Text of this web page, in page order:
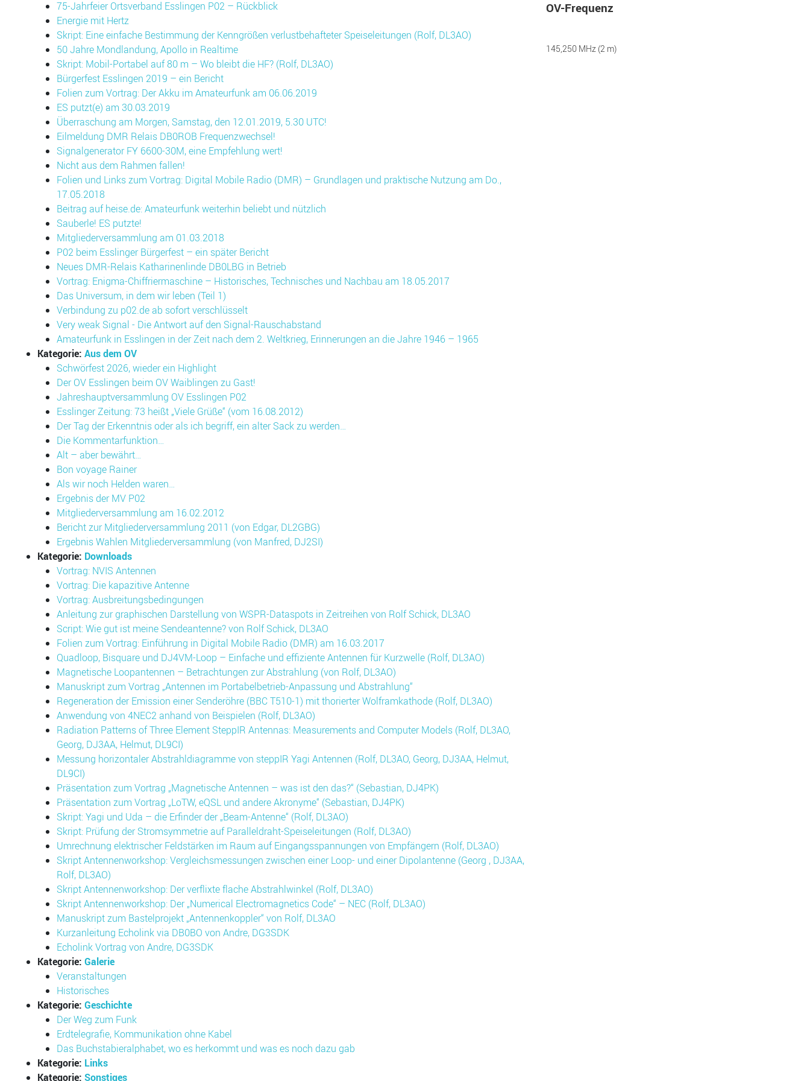
75-Jahrfeier Ortsverband Esslingen P02 – Rückblick
Energie mit Hertz
Skript: Eine einfache Bestimmung der Kenngrößen verlustbehafteter Speiseleitungen (Rolf, DL3AO)
50 Jahre Mondlandung, Apollo in Realtime
Skript: Mobil-Portabel auf 80 m – Wo bleibt die HF? (Rolf, DL3AO)
Bürgerfest Esslingen 2019 – ein Bericht
Folien zum Vortrag: Der Akku im Amateurfunk am 06.06.2019
ES putzt(e) am 30.03.2019
Überraschung am Morgen, Samstag, den 12.01.2019, 5.30 UTC!
Eilmeldung DMR Relais DB0ROB Frequenzwechsel!
Signalgenerator FY 6600-30M, eine Empfehlung wert!
Nicht aus dem Rahmen fallen!
Folien und Links zum Vortrag: Digital Mobile Radio (DMR) – Grundlagen und praktische Nutzung am Do.,
17.05.2018
Beitrag auf heise.de: Amateurfunk weiterhin beliebt und nützlich
Sauberle! ES putzte!
Mitgliederversammlung am 01.03.2018
P02 beim Esslinger Bürgerfest – ein später Bericht
Neues DMR-Relais Katharinenlinde DB0LBG in Betrieb
Vortrag: Enigma-Chiffriermaschine – Historisches, Technisches und Nachbau am 18.05.2017
Das Universum, in dem wir leben (Teil 1)
Verbindung zu p02.de ab sofort verschlüsselt
Very weak Signal ­- Die Antwort auf den Signal-Rauschabstand
Amateurfunk in Esslingen in der Zeit nach dem 2. Weltkrieg, Erinnerungen an die Jahre 1946 – 1965
Kategorie: Aus dem OV
Schwörfest 2026, wieder ein Highlight
Der OV Esslingen beim OV Waiblingen zu Gast!
Jahreshauptversammlung OV Esslingen P02
Esslinger Zeitung: 73 heißt „Viele Grüße“ (vom 16.08.2012)
Der Tag der Erkenntnis oder als ich begriff, ein alter Sack zu werden…
Die Kommentarfunktion…
Alt – aber bewährt…
Bon voyage Rainer
Als wir noch Helden waren…
Ergebnis der MV P02
Mitgliederversammlung am 16.02.2012
Bericht zur Mitgliederversammlung 2011 (von Edgar, DL2GBG)
Ergebnis Wahlen Mitgliederversammlung (von Manfred, DJ2SI)
Kategorie: Downloads
Vortrag: NVIS Antennen
Vortrag: Die kapazitive Antenne
Vortrag: Ausbreitungsbedingungen
Anleitung zur graphischen Darstellung von WSPR-Dataspots in Zeitreihen von Rolf Schick, DL3AO
Script: Wie gut ist meine Sendeantenne? von Rolf Schick, DL3AO
Folien zum Vortrag: Einführung in Digital Mobile Radio (DMR) am 16.03.2017
Quadloop, Bisquare und DJ4VM-Loop – Einfache und effiziente Antennen für Kurzwelle (Rolf, DL3AO)
Magnetische Loopantennen – Betrachtungen zur Abstrahlung (von Rolf, DL3AO)
Manuskript zum Vortrag „Antennen im Portabelbetrieb-Anpassung und Abstrahlung“
Regeneration der Emission einer Senderöhre (BBC T510-1) mit thorierter Wolframkathode (Rolf, DL3AO)
Anwendung von 4NEC2 anhand von Beispielen (Rolf, DL3AO)
Radiation Patterns of Three Element SteppIR Antennas: Measurements and Computer Models (Rolf, DL3AO,
Georg, DJ3AA, Helmut, DL9CI)
Messung horizontaler Abstrahldiagramme von steppIR Yagi Antennen (Rolf, DL3AO, Georg, DJ3AA, Helmut,
DL9CI)
Präsentation zum Vortrag „Magnetische Antennen – was ist den das?“ (Sebastian, DJ4PK)
Präsentation zum Vortrag „LoTW, eQSL und andere Akronyme“ (Sebastian, DJ4PK)
Skript: Yagi und Uda – die Erfinder der „Beam-Antenne“ (Rolf, DL3AO)
Skript: Prüfung der Stromsymmetrie auf Paralleldraht-Speiseleitungen (Rolf, DL3AO)
Umrechnung elektrischer Feldstärken im Raum auf Eingangsspannungen von Empfängern (Rolf, DL3AO)
Skript Antennenworkshop: Vergleichsmessungen zwischen einer Loop- und einer Dipolantenne (Georg , DJ3AA,
Rolf, DL3AO)
Skript Antennenworkshop: Der verflixte flache Abstrahlwinkel (Rolf, DL3AO)
Skript Antennenworkshop: Der „Numerical Electromagnetics Code“ – NEC (Rolf, DL3AO)
Manuskript zum Bastelprojekt „Antennenkoppler“ von Rolf, DL3AO
Kurzanleitung Echolink via DB0BO von Andre, DG3SDK
Echolink Vortrag von Andre, DG3SDK
Kategorie: Galerie
Veranstaltungen
Historisches
Kategorie: Geschichte
Der Weg zum Funk
Erdtelegrafie, Kommunikation ohne Kabel
Das Buchstabieralphabet, wo es herkommt und was es noch dazu gab
Kategorie: Links
Kategorie: Sonstiges
OV-Frequenz
145,250 MHz (2 m)